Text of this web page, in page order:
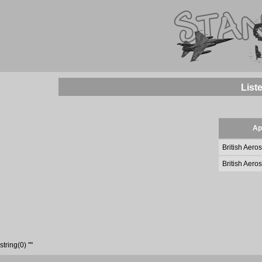
British
British
string(0) ""